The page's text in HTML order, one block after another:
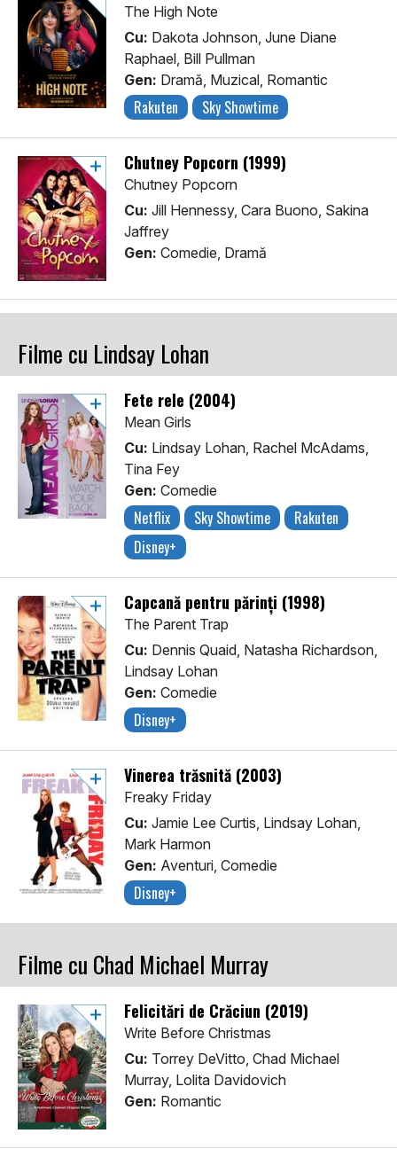
The High Note
Cu: Dakota Johnson, June Diane
Raphael, Bill Pullman
Gen: Dramă, Muzical, Romantic
Rakuten Sky Showtime
Chutney Popcorn (1999)
Chutney Popcorn
Cu: Jill Hennessy, Cara Buono, Sakina
Jaffrey
Gen: Comedie, Dramă
Filme cu Lindsay Lohan
Fete rele (2004)
Mean Girls
Cu: Lindsay Lohan, Rachel McAdams,
Tina Fey
Gen: Comedie
Netflix Sky Showtime
Rakuten
Disney+
Capcană pentru părinți (1998)
The Parent Trap
Cu: Dennis Quaid, Natasha Richardson,
Lindsay Lohan
Gen: Comedie
Disney+
Vinerea trăsnită (2003)
Freaky Friday
Cu: Jamie Lee Curtis, Lindsay Lohan,
Mark Harmon
Gen: Aventuri, Comedie
Disney+
Filme cu Chad Michael Murray
Felicitări de Crăciun (2019)
Write Before Christmas
Cu: Torrey DeVitto, Chad Michael
Murray, Lolita Davidovich
Gen: Romantic